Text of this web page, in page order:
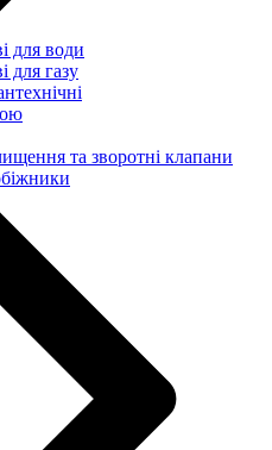
для води
для газу
та зворотні клапани